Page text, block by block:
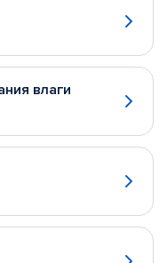
влаги